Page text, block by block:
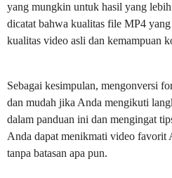
yang mungkin untuk hasil yang
dicatat bahwa kualitas file MP4
kualitas video asli dan kemampuan
Sebagai kesimpulan, mengonversi
dan mudah jika Anda mengikuti
dalam panduan ini dan mengingat
Anda dapat menikmati video favorit
tanpa batasan apa pun.